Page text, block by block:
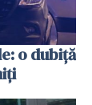
o dubiță